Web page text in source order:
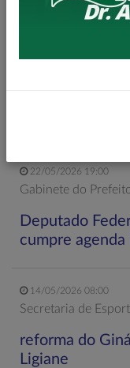
22/05/2026 19:00
Gabinete do
Deputado
cumpre
14/05/2026 08:00
Secretaria de
reforma do
Ligiane